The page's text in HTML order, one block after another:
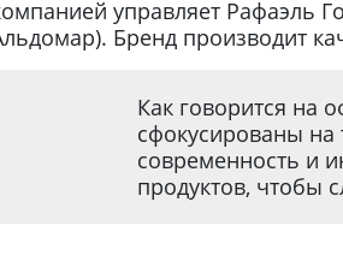
управляет Рафаэль
Бренд производит
Как говорится на
сфокусированы
современность и
продуктов, чтобы